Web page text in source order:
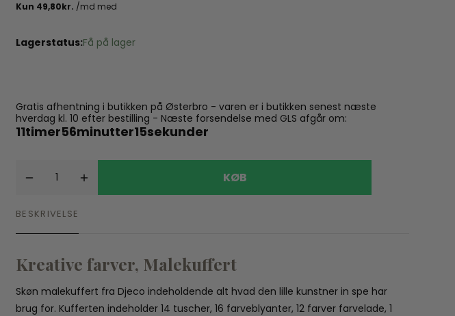
Skoletasker
Lagerstatus:Få på lager
Gratis afhentning i butikken på Østerbro - varen er i butikken senest næste
hverdag kl. 10 efter bestilling - Næste forsendelse med GLS afgår om:
11timer56minutter13sekunder
KØB
BESKRIVELSE
Kreative farver, Malekuffert
Skøn malekuffert fra Djeco indeholdende alt hvad den lille kunstner in spe har
brug for. Kufferten indeholder 14 tuscher, 16 farveblyanter, 12 farver farvelade, 1